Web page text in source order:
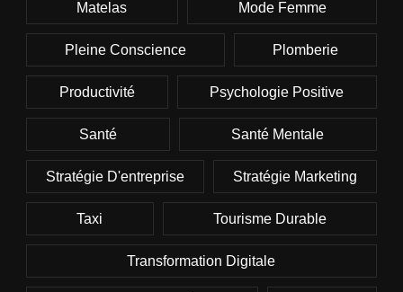
Matelas Mode Femme
Pleine Conscience Plomberie
Productivité Psychologie Positive
Santé Santé Mentale
Stratégie D'entreprise Stratégie Marketing
Taxi Tourisme Durable
Transformation Digitale